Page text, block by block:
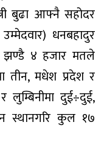
बुढा आफ्नै सहोदर
धनबहादुर
झण्डै ४ हजार मतले
तीन, मधेश प्रदेश र
दुई÷दुई,
स्थानगरि कुल १७